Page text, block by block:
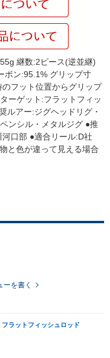
継数:2ピース(逆並継)
ボン:95.1% グリップ寸
フット位置からグリップ
ーゲット:フラットフィッ
ルアー:ジグヘッドリグ・
ンシル・メタルジグ ●推
口部 ●適合リール:D社
と色が違って見える場合
ーを書く
フラットフィッシュロッド